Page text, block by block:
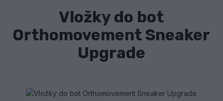
Vložky do bot
Orthomovement Sneaker
Upgrade